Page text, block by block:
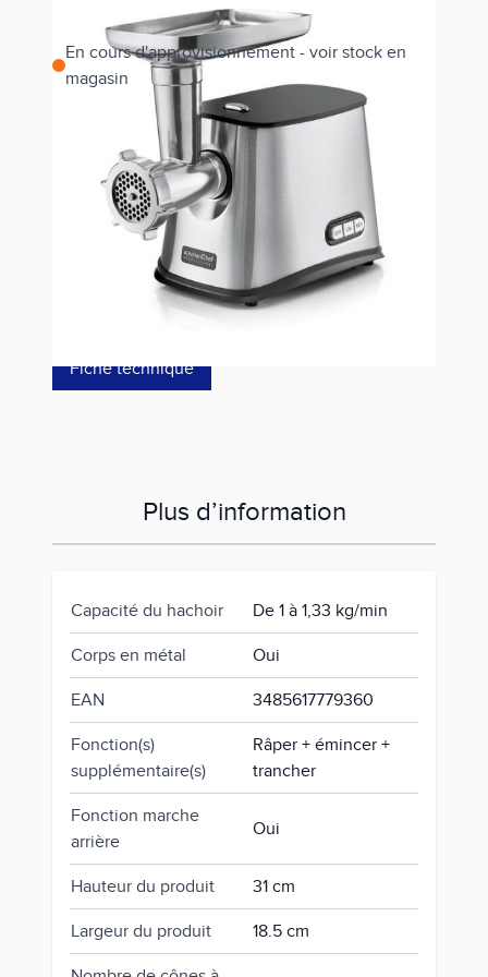
En cours d'approvisionnement - voir stock en
magasin
Estimer les frais de port
Référence
139,00 €
0,58 €
Fiche technique
Plus d’information
Capacité du hachoir De 1 à 1,33 kg/min
Corps en métal Oui
EAN 3485617779360
Fonction(s)
supplémentaire(s)
Râper + émincer +
trancher
Fonction marche
arrière
Oui
Hauteur du produit 31 cm
Largeur du produit 18.5 cm